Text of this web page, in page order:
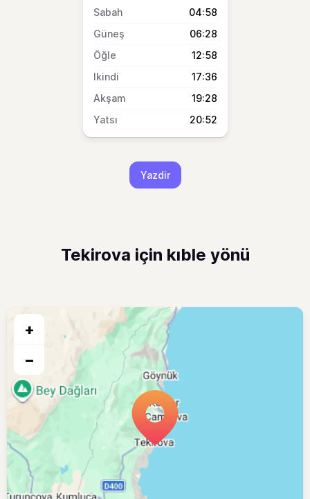
04:58
06:28
12:58
17:36
19:28
20:52
Yazdir
Tekirova için kıble yönü
+
−